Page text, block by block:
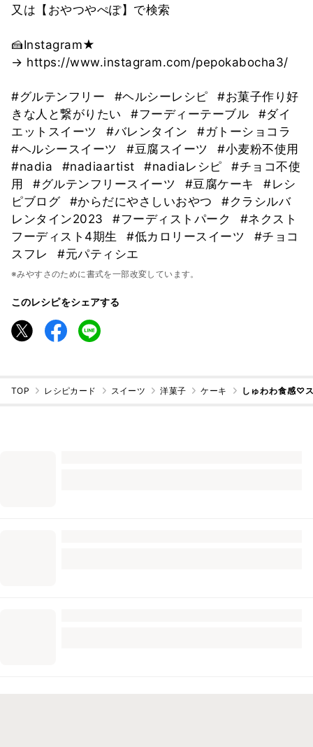
又は【おやつやぺぽ】で検索
🍰Instagram★
→ https://www.instagram.com/pepokabocha3/
#グルテンフリー #ヘルシーレシピ
#お菓子作り好
きな人と繋がりたい
#フーディーテーブル
#ダイ
エットスイーツ
#バレンタイン
#ガトーショコラ
#ヘルシースイーツ
#豆腐スイーツ
#小麦粉不使用
#nadia
#nadiaartist #nadiaレシピ
#チョコ不使
用
#グルテンフリースイーツ #豆腐ケーキ
#レシ
ピブログ
#からだにやさしいおやつ
#クラシルバ
レンタイン2023
#フーディストパーク
#ネクスト
フーディスト4期生
#低カロリースイーツ
#チョコ
スフレ
#元パティシエ
※みやすさのために書式を一部改変しています。
このレシピをシェアする
TOP レシピカード スイーツ 洋菓子 ケーキ しゅわわ食感♡